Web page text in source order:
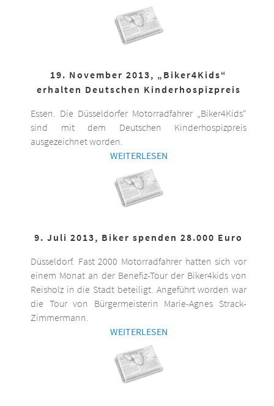
19. November 2013, „Biker4Kids“
erhalten Deutschen Kinderhospizpreis
Essen. Die Düsseldorfer Motorradfahrer „Biker4Kids“
sind mit dem Deutschen Kinderhospizpreis
ausgezeichnet worden.
WEITERLESEN
9. Juli 2013, Biker spenden 28.000 Euro
Düsseldorf. Fast 2000 Motorradfahrer hatten sich vor
einem Monat an der Benefiz-Tour der Biker4kids von
Reisholz in die Stadt beteiligt. Angeführt worden war
die Tour von Bürgermeisterin Marie-Agnes Strack-
Zimmermann.
WEITERLESEN